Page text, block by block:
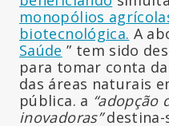
monopólios
biotecnológica. A
Saúde ” tem sido
para tomar conta
das áreas naturais
pública. a “adopção
inovadoras”destina-